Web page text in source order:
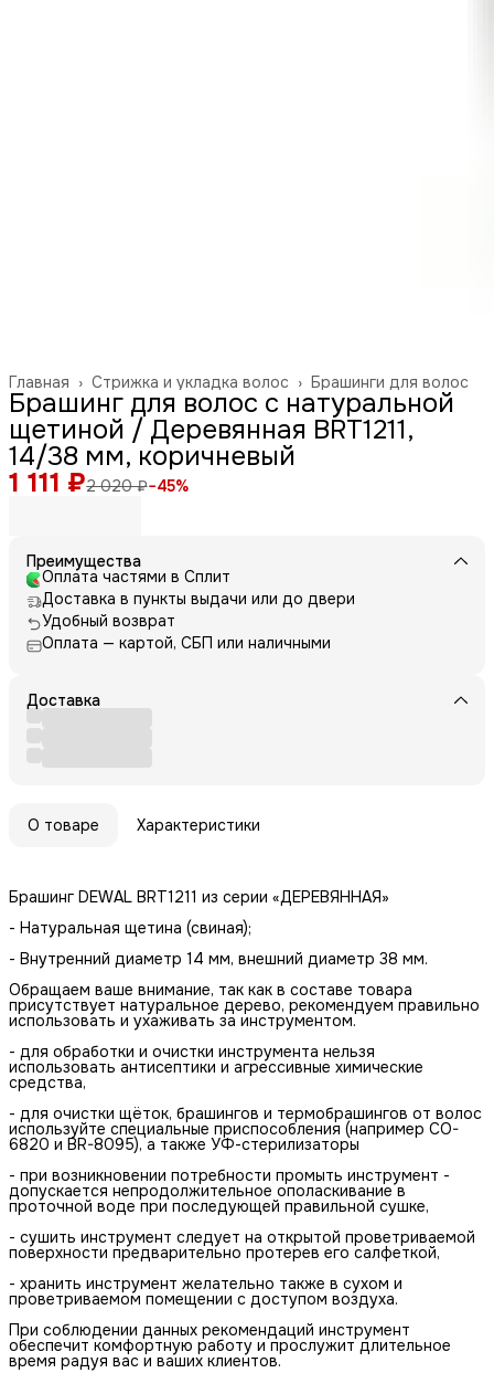
Брашинги для волос
Стрижка и укладка волос ›
Главная ›
Брашинг для волос с натуральной
щетиной / Деревянная BRT1211,
14/38 мм, коричневый
1 111 ₽2 020 ₽−45%
Преимущества
Оплата частями в Сплит
Доставка в пункты выдачи или до двери
Удобный возврат
Оплата — картой, СБП или наличными
Доставка
О товаре Характеристики
Брашинг DEWAL BRT1211 из серии «ДЕРЕВЯННАЯ»
- Натуральная щетина (свиная);
- Внутренний диаметр 14 мм, внешний диаметр 38 мм.
Обращаем ваше внимание, так как в составе товара
присутствует натуральное дерево, рекомендуем правильно
использовать и ухаживать за инструментом.
- для обработки и очистки инструмента нельзя
использовать антисептики и агрессивные химические
средства,
- для очистки щёток, брашингов и термобрашингов от волос
используйте специальные приспособления (например CO-
6820 и BR-8095), а также УФ-стерилизаторы
- при возникновении потребности промыть инструмент -
допускается непродолжительное ополаскивание в
проточной воде при последующей правильной сушке,
- сушить инструмент следует на открытой проветриваемой
поверхности предварительно протерев его салфеткой,
- хранить инструмент желательно также в сухом и
проветриваемом помещении с доступом воздуха.
При соблюдении данных рекомендаций инструмент
обеспечит комфортную работу и прослужит длительное
время радуя вас и ваших клиентов.